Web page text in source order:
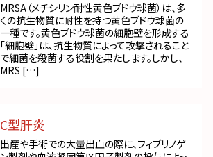
MRSA（メチシリン耐性黄色ブドウ球菌）は、多
くの抗生物質に耐性を持つ黄色ブドウ球菌の
一種です。黄色ブドウ球菌の細胞壁を形成する
「細胞壁」は、抗生物質によって攻撃されること
で細菌を殺菌する役割を果たします。しかし、
MRS […]
C型肝炎
出産や手術での大量出血の際に、フィブリノゲ